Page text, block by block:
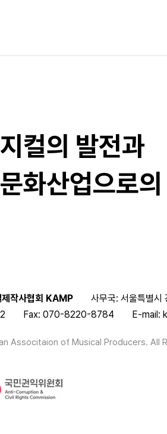
컬의 발전과
화산업으로
제작사협회 KAMP
사무국: 서울특별
Fax: 070-8220-8784 E-mail:
Associtaion of Musical Producers. All